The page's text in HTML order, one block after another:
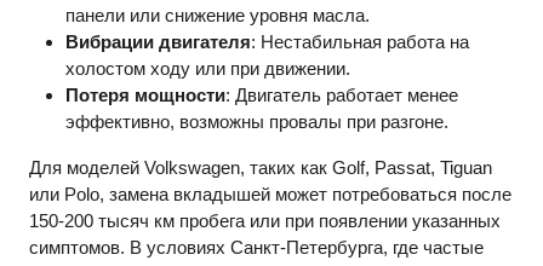
панели или снижение уровня масла.
Вибрации двигателя: Нестабильная работа на
холостом ходу или при движении.
Потеря мощности: Двигатель работает менее
эффективно, возможны провалы при разгоне.
Для моделей Volkswagen, таких как Golf, Passat, Tiguan
или Polo, замена вкладышей может потребоваться после
150-200 тысяч км пробега или при появлении указанных
симптомов. В условиях Санкт-Петербурга, где частые